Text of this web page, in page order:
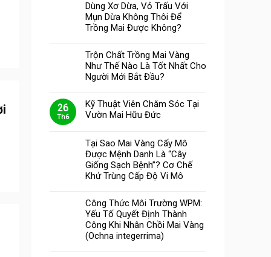
Dùng Xơ Dừa, Vỏ Trấu Với
Mụn Dừa Không Thôi Để
Trồng Mai Được Không?
Trộn Chất Trồng Mai Vàng
Như Thế Nào Là Tốt Nhất Cho
Người Mới Bắt Đầu?
26
Th6
Kỹ Thuật Viên Chăm Sóc Tại
Vườn Mai Hữu Đức
Tại Sao Mai Vàng Cấy Mô
Được Mệnh Danh Là “Cây
Giống Sạch Bệnh”? Cơ Chế
Khử Trùng Cấp Độ Vi Mô
Công Thức Môi Trường WPM:
Yếu Tố Quyết Định Thành
Công Khi Nhân Chồi Mai Vàng
(Ochna integerrima)